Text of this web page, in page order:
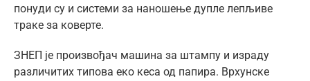
понуди су и системи за наношење дупле лепљиве
траке за коверте.
ЗНЕП је произвођач машина за штампу и израду
различитих типова еко кеса од папира. Врхунске